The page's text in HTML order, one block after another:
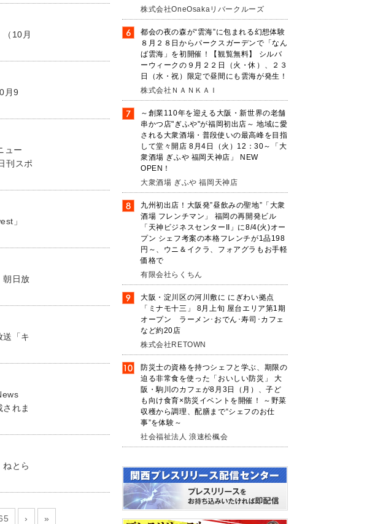
10月
月9
ュー
刊スポ
」
朝日放
「キ
れま
とら
› »
株式会社OneOsakaリバークルーズ
都会の夜の森が“雲海”に包まれる幻想体験
８月２８日からパークスガーデンで「なん
ば雲海」を初開催！【観覧無料】 シルバ
ーウィークの９月２２日（火・休）、２３
日（水・祝）限定で昼間にも雲海が発生！
株式会社ＮＡＮＫＡＩ
～創業110年を迎える大阪・新世界の老舗
串かつ店"ぎふや"が福岡初出店～ 地域に愛
される大衆酒場・普段使いの最高峰を目指
して堂々開店 8月4日（火）12：30～「大
衆酒場 ぎふや 福岡天神店」 NEW
OPEN！
大衆酒場 ぎふや 福岡天神店
九州初出店！大阪発”昼飲みの聖地”「大衆
酒場 フレンチマン」 福岡の再開発ビル
「天神ビジネスセンターII」に8/4(火)オー
プン シェフ考案の本格フレンチが1品198
円～、ウニ＆イクラ、フォアグラもお手軽
価格で
有限会社らくちん
大阪・淀川区の河川敷に にぎわい拠点
「ミナモ十三」 8月上旬 屋台エリア第1期
オープン ラーメン･おでん･寿司･カフェ
など約20店
株式会社RETOWN
防災士の資格を持つシェフと学ぶ、期限の
迫る非常食を使った「おいしい防災」 大
阪・駒川のカフェが8月3日（月）、子ど
も向け食育×防災イベントを開催！ ～野菜
収穫から調理、配膳まで“シェフのお仕
事”を体験～
社会福祉法人 浪速松楓会